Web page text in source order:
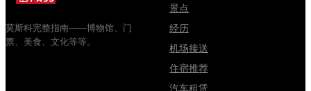
Владими...
莫斯科完整指南——博物馆、门
票、美食、文化等等。
景点
经历
机场接送
住宿推荐
汽车租赁